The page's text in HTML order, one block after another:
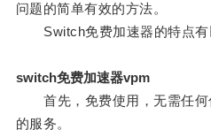
问题的简单有效的方法。
Switch免费加速器的特点有
switch免费加速器vpm
首先，免费使用，无需任何
的服务。